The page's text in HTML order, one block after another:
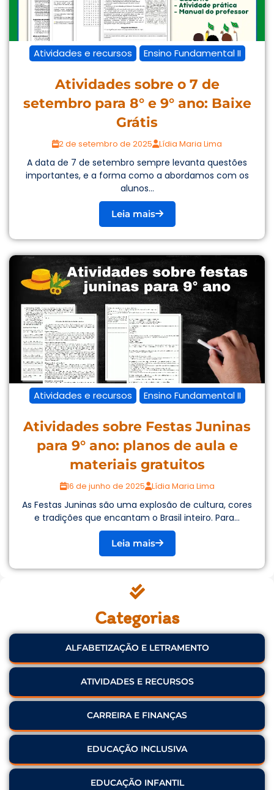
Atividades e recursos Ensino Fundamental II
Atividades sobre o 7 de
setembro para 8° e 9° ano: Baixe
Grátis
2 de setembro de 2025 Lídia Maria Lima
A data de 7 de setembro sempre levanta questões
importantes, e a forma como a abordamos com os
alunos...
Leia mais
Atividades e recursos Ensino Fundamental II
Atividades sobre Festas Juninas
para 9° ano: planos de aula e
materiais gratuitos
16 de junho de 2025 Lídia Maria Lima
As Festas Juninas são uma explosão de cultura, cores
e tradições que encantam o Brasil inteiro. Para...
Leia mais
Categorias
ALFABETIZAÇÃO E LETRAMENTO
ATIVIDADES E RECURSOS
CARREIRA E FINANÇAS
EDUCAÇÃO INCLUSIVA
EDUCAÇÃO INFANTIL